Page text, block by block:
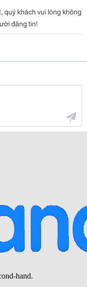
quý khách vui lòng không
đăng tin!